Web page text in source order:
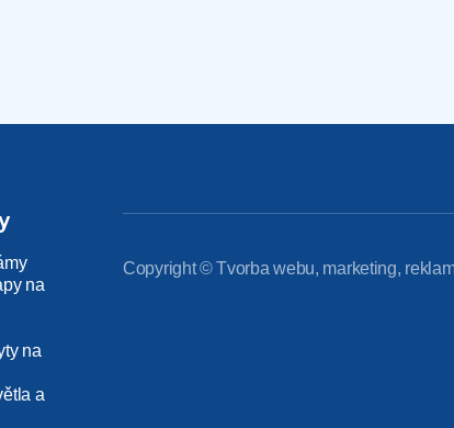
na
na
a
Copyright © Tvorba webu, marketing,